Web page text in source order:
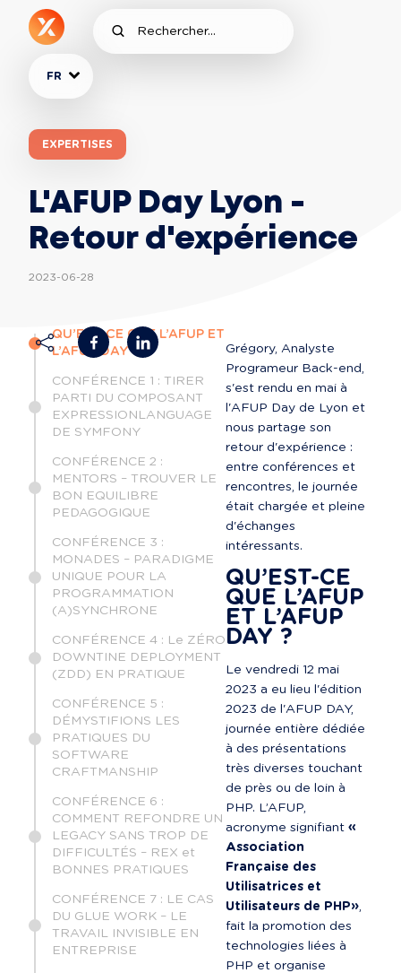
FR
EXPERTISES
L'AFUP Day Lyon -
Retour d'expérience
2023-06-28
QU’EST-CE QUE L’AFUP ET
L’AFUP DAY ?
CONFÉRENCE 1 : TIRER
PARTI DU COMPOSANT
EXPRESSIONLANGUAGE
DE SYMFONY
CONFÉRENCE 2 :
MENTORS – TROUVER LE
BON EQUILIBRE
PEDAGOGIQUE
CONFÉRENCE 3 :
MONADES – PARADIGME
UNIQUE POUR LA
PROGRAMMATION
(A)SYNCHRONE
CONFÉRENCE 4 : Le ZÉRO
DOWNTINE DEPLOYMENT
(ZDD) EN PRATIQUE
CONFÉRENCE 5 :
DÉMYSTIFIONS LES
PRATIQUES DU
SOFTWARE
CRAFTMANSHIP
CONFÉRENCE 6 :
COMMENT REFONDRE UN
LEGACY SANS TROP DE
DIFFICULTÉS – REX et
BONNES PRATIQUES
CONFÉRENCE 7 : LE CAS
DU GLUE WORK – LE
TRAVAIL INVISIBLE EN
ENTREPRISE
Grégory, Analyste
Programeur Back-end,
s'est rendu en mai à
l'AFUP Day de Lyon et
nous partage son
retour d'expérience :
entre conférences et
rencontres, le journée
était chargée et pleine
d'échanges
intéressants.
QU’EST-CE
QUE L’AFUP
ET L’AFUP
DAY ?
Le vendredi 12 mai
2023 a eu lieu l'édition
2023 de l'AFUP DAY,
journée entière dédiée
à des présentations
très diverses touchant
de près ou de loin à
PHP. L’AFUP,
acronyme signifiant «
Association
Française des
Utilisatrices et
Utilisateurs de PHP»,
fait la promotion des
technologies liées à
PHP et organise